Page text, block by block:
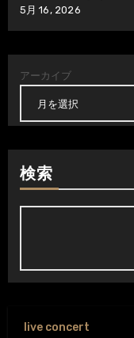
5月 16, 2026
アーカイブ
検索
live concert